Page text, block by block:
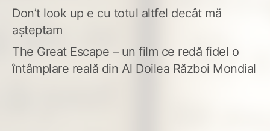
Don’t look up e cu totul altfel decât mă
așteptam
The Great Escape – un film ce redă fidel o
întâmplare reală din Al Doilea Război Mondial